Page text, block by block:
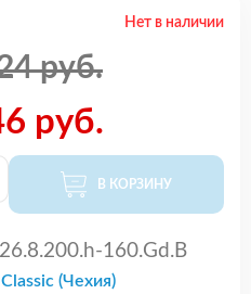
Нет в наличии
руб.
руб.
В КОРЗИНУ
160.Gd.B
(Чехия)